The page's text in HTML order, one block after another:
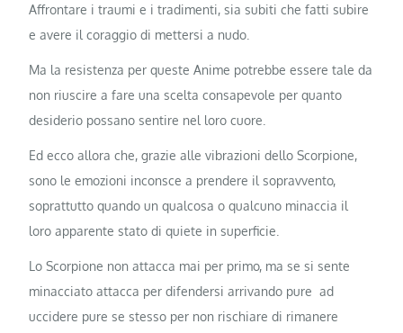
Affrontare i traumi e i tradimenti, sia subiti che fatti subire
e avere il coraggio di mettersi a nudo.
Ma la resistenza per queste Anime potrebbe essere tale da
non riuscire a fare una scelta consapevole per quanto
desiderio possano sentire nel loro cuore.
Ed ecco allora che, grazie alle vibrazioni dello Scorpione,
sono le emozioni inconsce a prendere il sopravvento,
soprattutto quando un qualcosa o qualcuno minaccia il
loro apparente stato di quiete in superficie.
Lo Scorpione non attacca mai per primo, ma se si sente
minacciato attacca per difendersi arrivando pure ad
uccidere pure se stesso per non rischiare di rimanere